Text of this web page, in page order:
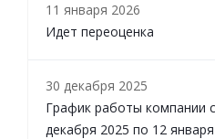
11 января 2026
Идет переоценка
30 декабря 2025
График работы компании
декабря 2025 по 12 января